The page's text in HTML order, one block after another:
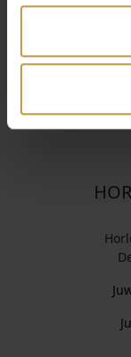
VERVANGEN:
EN WAAR JE